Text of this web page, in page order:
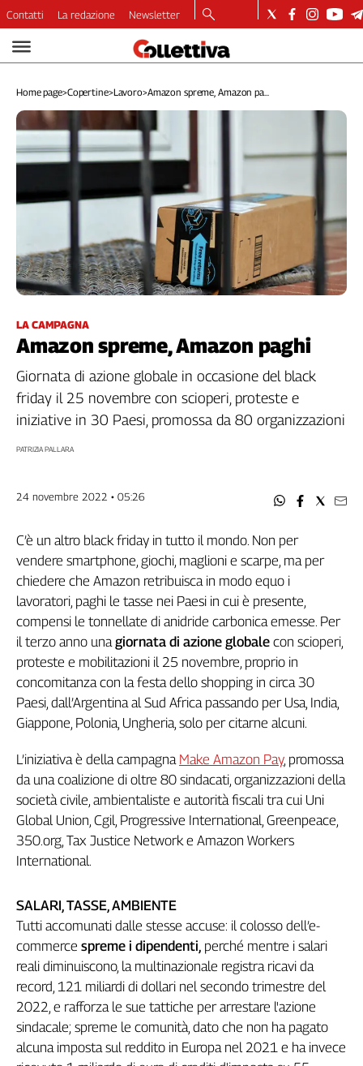
Video
Dirette
Longform
Copertine
Economia
Ambiente
Italia
Internazionale
Categorie
Filcams
Filctem
Fillea
Flai
Fp
Nidil
Slc
Spi
Inca
Caaf
Speciali
G8
di
il
sangue
della
ragione
120
anni
Cgil
Academy
Collettiva
Play
Rubriche
Collettiva
settimana
Contatti La redazione Newsletter
Home page>Copertine>Lavoro>Amazon spreme, Amazon pa...
LA CAMPAGNA
Amazon spreme, Amazon paghi
Giornata di azione globale in occasione del black
friday il 25 novembre con scioperi, proteste e
iniziative in 30 Paesi, promossa da 80 organizzazioni
PATRIZIA PALLARA
24 novembre 2022 • 05:26
C’è un altro black friday in tutto il mondo. Non per
vendere smartphone, giochi, maglioni e scarpe, ma per
chiedere che Amazon retribuisca in modo equo i
lavoratori, paghi le tasse nei Paesi in cui è presente,
compensi le tonnellate di anidride carbonica emesse. Per
il terzo anno unagiornata di azione globale con scioperi,
proteste e mobilitazioni il 25 novembre, proprio in
concomitanza con la festa dello shopping in circa 30
Paesi, dall’Argentina al Sud Africa passando per Usa, India,
Giappone, Polonia, Ungheria, solo per citarne alcuni.
L’iniziativa è della campagna Make Amazon Pay, promossa
da una coalizione di oltre 80 sindacati, organizzazioni della
società civile, ambientaliste e autorità fiscali tra cui Uni
Global Union, Cgil, Progressive International, Greenpeace,
350.org, Tax Justice Network e Amazon Workers
International.
SALARI, TASSE, AMBIENTE
Tutti accomunati dalle stesse accuse: il colosso dell’e-
commerce spreme i dipendenti, perché mentre i salari
reali diminuiscono, la multinazionale registra ricavi da
record, 121 miliardi di dollari nel secondo trimestre del
2022, e rafforza le sue tattiche per arrestare l'azione
sindacale; spreme le comunità, dato che non ha pagato
alcuna imposta sul reddito in Europa nel 2021 e ha invece